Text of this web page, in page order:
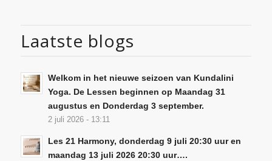
Laatste blogs
Welkom in het nieuwe seizoen van Kundalini
Yoga. De Lessen beginnen op Maandag 31
augustus en Donderdag 3 september.
2 juli 2026 - 13:11
Les 21 Harmony, donderdag 9 juli 20:30 uur en
maandag 13 juli 2026 20:30 uur….